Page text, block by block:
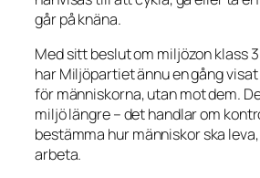
går på knäna.
Med sitt beslut om miljözon klass
har Miljöpartiet ännu en gång
för människorna, utan mot dem.
miljö längre – det handlar om
bestämma hur människor ska
arbeta.